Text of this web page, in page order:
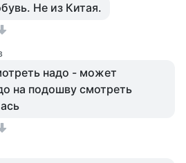
Не из Китая.
надо - может
на подошву смотреть